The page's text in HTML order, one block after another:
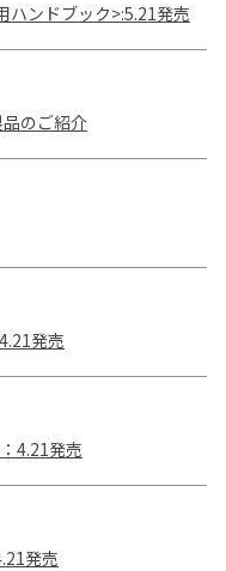
ハンドブック>:5.21発売
のご紹介
発売
4.21発売
発売